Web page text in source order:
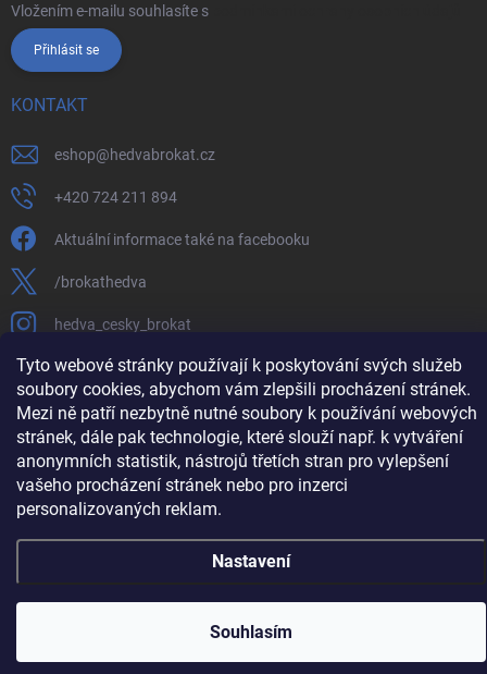
Tyto webové stránky používají k poskytování svých služeb
soubory cookies, abychom vám zlepšili procházení stránek.
Mezi ně patří nezbytně nutné soubory k používání webových
stránek, dále pak technologie, které slouží např. k vytváření
anonymních statistik, nástrojů třetích stran pro vylepšení
vašeho procházení stránek nebo pro inzerci
personalizovaných reklam.
Nastavení
Souhlasím
Vložením e-mailu souhlasíte s
Přihlásit se
KONTAKT
eshop@hedvabrokat.cz
+420 724 211 894
Aktuální informace také na facebooku
/brokathedva
hedva_cesky_brokat
https://www.youtube.com/channel/
Copyright 2026Hedva ČESKÝ BROKÁT . Všechna práva vyhrazena.Upravit
nastavení cookies